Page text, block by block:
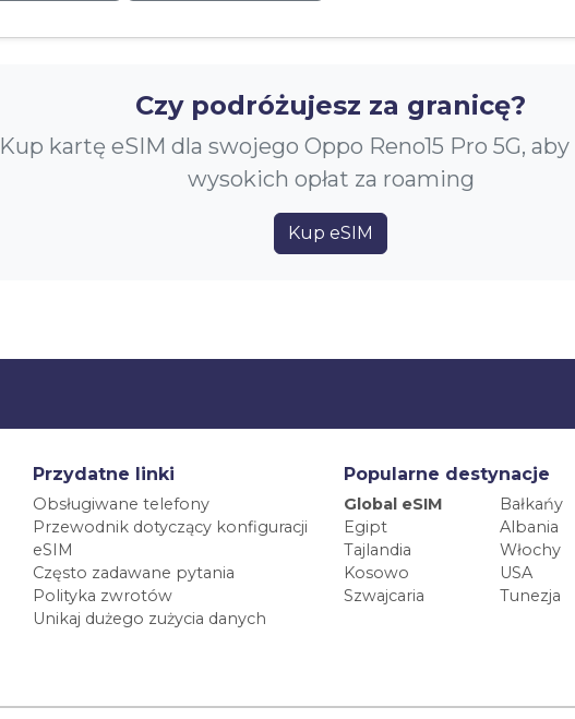
Czy podróżujesz za granicę?
Kup kartę eSIM dla swojego Oppo Reno15 Pro 5G,
wysokich opłat za roaming
Kup eSIM
Przydatne linki
Obsługiwane telefony
Przewodnik dotyczący konfiguracji
eSIM
Często zadawane pytania
Polityka zwrotów
Unikaj dużego zużycia danych
Popularne destynacje
Global eSIM
Bałkańy
Egipt
Albania
Tajlandia
Włochy
Kosowo
USA
Szwajcaria
Tunezja